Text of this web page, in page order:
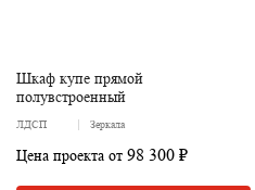
Шкаф купе прямой
полувстроенный
ЛДСП Зеркала
Цена проекта от 98 300 ₽